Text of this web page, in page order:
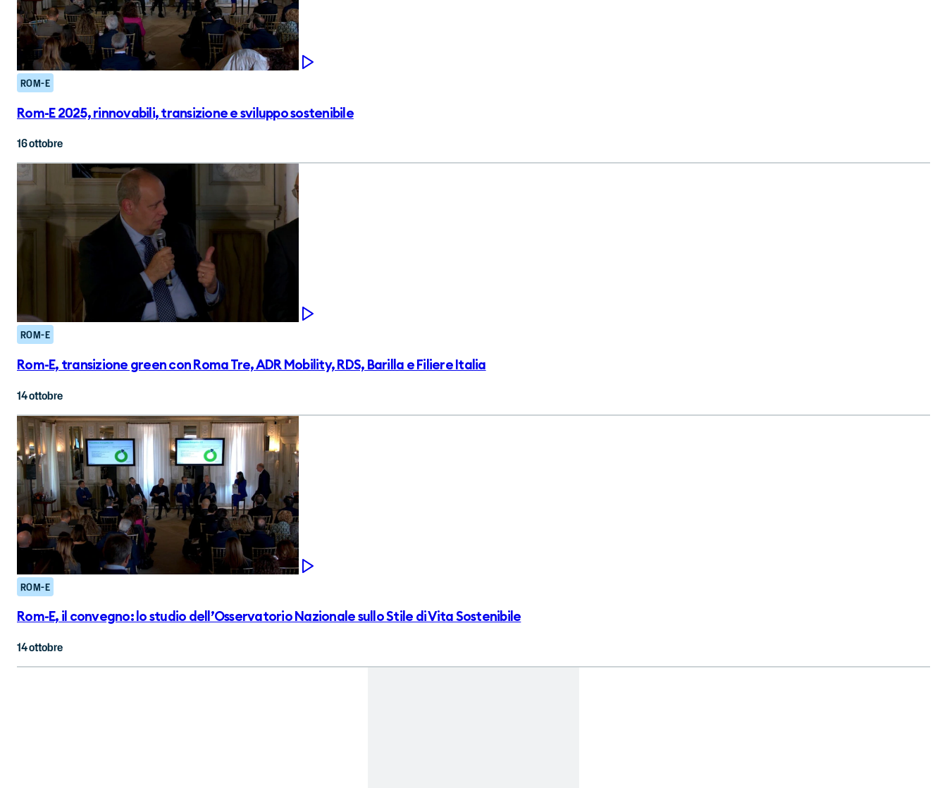
ROM-E
Rom-E 2025, rinnovabili, transizione e sviluppo sostenibile
16 ottobre
ROM-E
Rom-E, transizione green con Roma Tre, ADR Mobility, RDS, Barilla e Filiere Italia
14 ottobre
ROM-E
Rom-E, il convegno: lo studio dell’Osservatorio Nazionale sullo Stile di Vita Sostenibile
14 ottobre